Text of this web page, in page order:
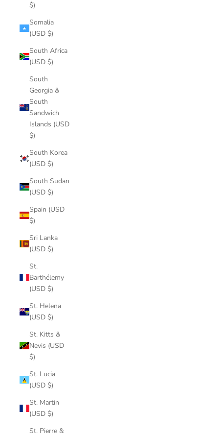
$)
Somalia
(USD $)
South Africa
(USD $)
South
Georgia &
South
Sandwich
Islands (USD
$)
South Korea
(USD $)
South Sudan
(USD $)
Spain (USD
$)
Sri Lanka
(USD $)
St.
Barthélemy
(USD $)
St. Helena
(USD $)
St. Kitts &
Nevis (USD
$)
St. Lucia
(USD $)
St. Martin
(USD $)
St. Pierre &